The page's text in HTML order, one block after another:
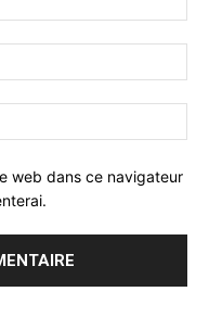
web dans ce navigateur